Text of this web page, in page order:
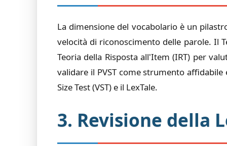
La dimensione del vocabolario è un
velocità di riconoscimento delle parole. Il
Teoria della Risposta all'Item (IRT) per
validare il PVST come strumento
Size Test (VST) e il LexTale.
3. Revisione della